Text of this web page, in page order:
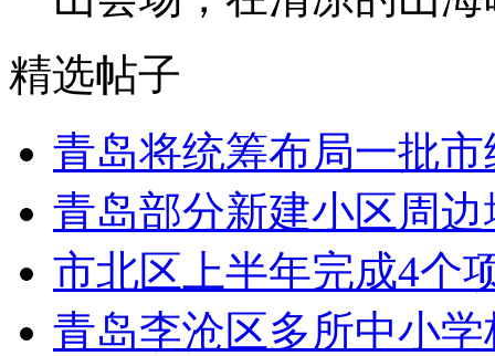
精选帖子
青岛将统筹布局一批市
青岛部分新建小区周
市北区上半年完成4个
青岛李沧区多所中小